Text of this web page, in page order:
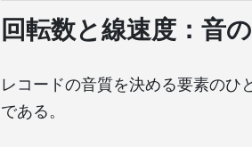
回転数と線速度：音
レコードの音質を決める要素のひ
である。